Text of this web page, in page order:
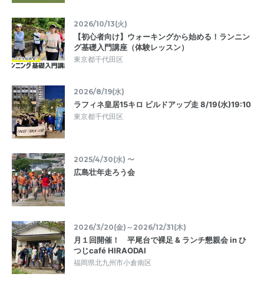
2026/10/13(火)
【初心者向け】ウォーキングから始める！ランニン
グ基礎入門講座（体験レッスン）
東京都千代田区
2026/8/19(水)
ラフィネ皇居15キロ ビルドアップ走 8/19(水)19:10
東京都千代田区
2025/4/30(水) 〜
広島壮年走ろう会
2026/3/20(金)～2026/12/31(木)
月１回開催！ 平尾台で裸足 & ランチ懇親会 in ひ
つじcafé HIRAODAI
福岡県北九州市小倉南区